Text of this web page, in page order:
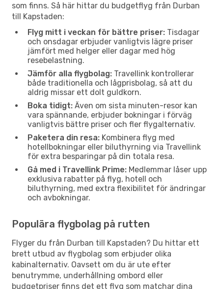
som finns. Så här hittar du budgetflyg från Durban
till Kapstaden:
Flyg mitt i veckan för bättre priser: Tisdagar
och onsdagar erbjuder vanligtvis lägre priser
jämfört med helger eller dagar med hög
resebelastning.
Jämför alla flygbolag: Travellink kontrollerar
både traditionella och lågprisbolag, så att du
aldrig missar ett dolt guldkorn.
Boka tidigt: Även om sista minuten-resor kan
vara spännande, erbjuder bokningar i förväg
vanligtvis bättre priser och fler flygalternativ.
Paketera din resa: Kombinera flyg med
hotellbokningar eller biluthyrning via Travellink
för extra besparingar på din totala resa.
Gå med i Travellink Prime: Medlemmar låser upp
exklusiva rabatter på flyg, hotell och
biluthyrning, med extra flexibilitet för ändringar
och avbokningar.
Populära flygbolag på rutten
Flyger du från Durban till Kapstaden? Du hittar ett
brett utbud av flygbolag som erbjuder olika
kabinalternativ. Oavsett om du är ute efter
benutrymme, underhållning ombord eller
budgetpriser finns det ett flyg som matchar dina